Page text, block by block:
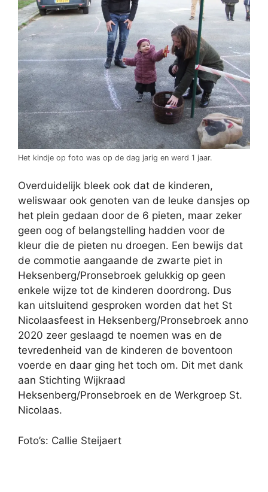
Het kindje op foto was op de dag jarig en werd 1 jaar.
Overduidelijk bleek ook dat de kinderen,
weliswaar ook genoten van de leuke dansjes op
het plein gedaan door de 6 pieten, maar zeker
geen oog of belangstelling hadden voor de
kleur die de pieten nu droegen. Een bewijs dat
de commotie aangaande de zwarte piet in
Heksenberg/Pronsebroek gelukkig op geen
enkele wijze tot de kinderen doordrong. Dus
kan uitsluitend gesproken worden dat het St
Nicolaasfeest in Heksenberg/Pronsebroek anno
2020 zeer geslaagd te noemen was en de
tevredenheid van de kinderen de boventoon
voerde en daar ging het toch om. Dit met dank
aan Stichting Wijkraad
Heksenberg/Pronsebroek en de Werkgroep St.
Nicolaas.
Foto’s: Callie Steijaert